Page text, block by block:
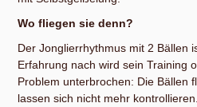
Wo fliegen sie denn?
Der Jonglierrhythmus mit 2 Bällen
Erfahrung nach wird sein Training
Problem unterbrochen: Die Bällen
lassen sich nicht mehr